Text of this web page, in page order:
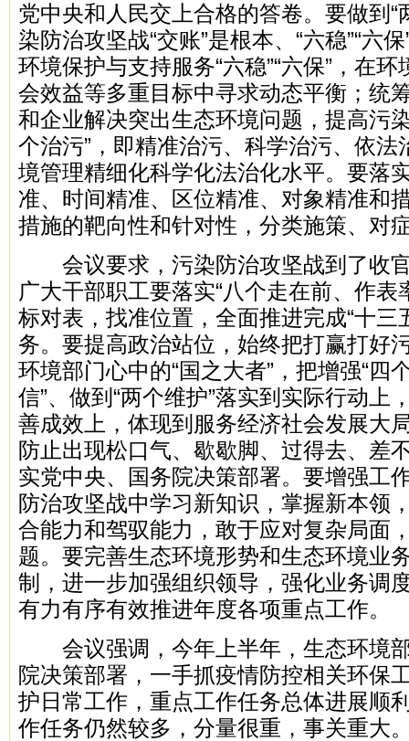
党中央和人民交上合格的答卷。要做到“
染防治攻坚战“交账”是根本、“六稳”“六
环境保护与支持服务“六稳”“六保”，在
会效益等多重目标中寻求动态平衡；统
和企业解决突出生态环境问题，提高污
个治污”，即精准治污、科学治污、依
境管理精细化科学化法治化水平。要落
准、时间精准、区位精准、对象精准和
措施的靶向性和针对性，分类施策、对
会议要求，污染防治攻坚战到了收
广大干部职工要落实“八个走在前、作表
标对表，找准位置，全面推进完成“十三
务。要提高政治站位，始终把打赢打好
环境部门心中的“国之大者”，把增强“四
信”、做到“两个维护”落实到实际行动上
善成效上，体现到服务经济社会发展大
防止出现松口气、歇歇脚、过得去、差
实党中央、国务院决策部署。要增强工
防治攻坚战中学习新知识，掌握新本领
合能力和驾驭能力，敢于应对复杂局面
题。要完善生态环境形势和生态环境业
制，进一步加强组织领导，强化业务调
有力有序有效推进年度各项重点工作。
会议强调，今年上半年，生态环境
院决策部署，一手抓疫情防控相关环保
护日常工作，重点工作任务总体进展顺
作任务仍然较多，分量很重，事关重大